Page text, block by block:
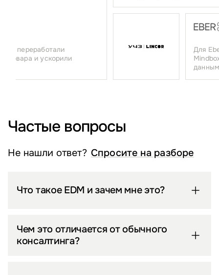
переработали
товара и ускорили
Для
Частые вопросы
Не нашли ответ? Спросите на разборе
Что такое EDM и зачем мне это?
Чем это отличается от обычного
консалтинга?